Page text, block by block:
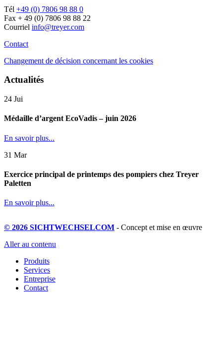
Tél +49 (0) 7806 98 88 0
Fax + 49 (0) 7806 98 88 22
Courriel info@treyer.com
Contact
Changement de décision concernant les cookies
Actualités
24 Jui
Médaille d’argent EcoVadis – juin 2026
En savoir plus...
31 Mar
Exercice principal de printemps des pompiers chez Treyer
Paletten
En savoir plus...
© 2026 SICHTWECHSELCOM - Concept et mise en œuvre
Aller au contenu
Produits
Services
Entreprise
Contact